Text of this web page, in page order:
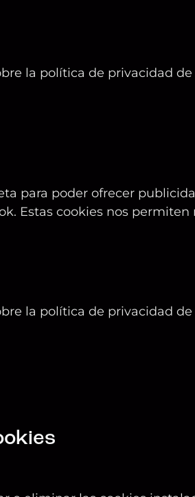
la política de privacidad
para poder ofrecer
Estas cookies nos
la política de privacidad